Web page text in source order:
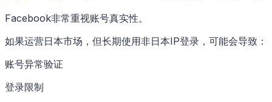
Facebook非常重视账号真实性。
如果运营日本市场，但长期使用非日本IP登录，可能会导致：
账号异常验证
登录限制